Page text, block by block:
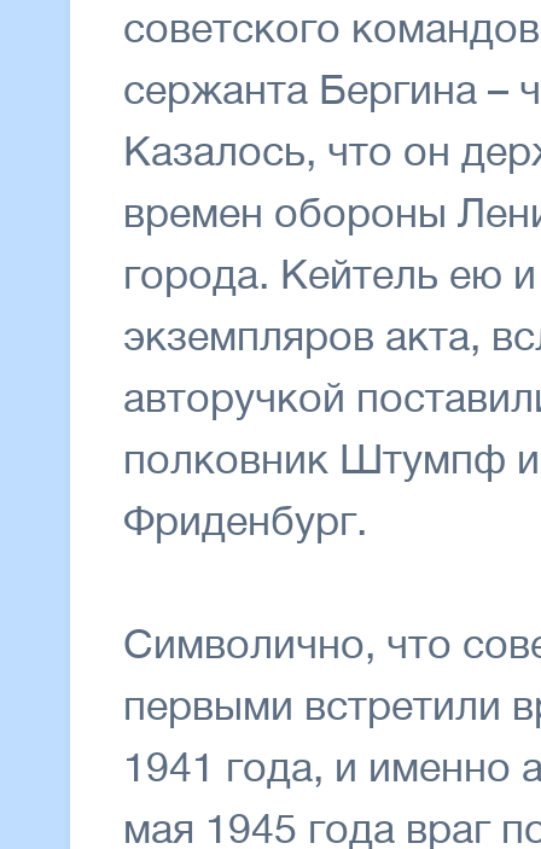
советского
сержанта Бергина –
Казалось, что он
времен обороны
города. Кейтель ею
экземпляров акта,
авторучкой
полковник Штумпф
Фриденбург.
Символично, что
первыми встретили
1941 года, и именно
мая 1945 года враг